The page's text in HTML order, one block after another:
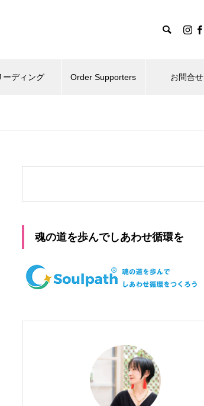
ーディング Order Supporters お問合せ
魂の道を歩んでしあわせ循環を